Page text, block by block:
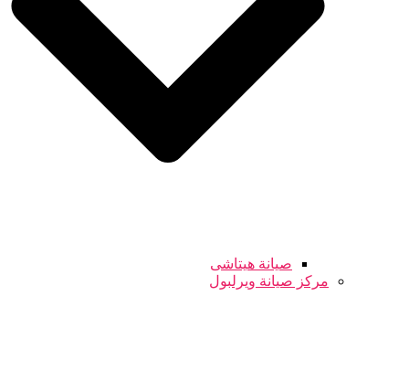
صيانة هيتاشى
مركز صيانة ويرلبول